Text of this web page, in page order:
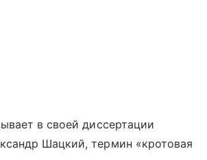
в своей диссертации
Шацкий, термин «кротовая